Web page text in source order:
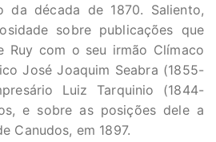
da década de 1870. Saliento,
sobre publicações que
Ruy com o seu irmão Clímaco
José Joaquim Seabra (1855-
Luiz Tarquinio (1844-
e sobre as posições dele a
Canudos, em 1897.